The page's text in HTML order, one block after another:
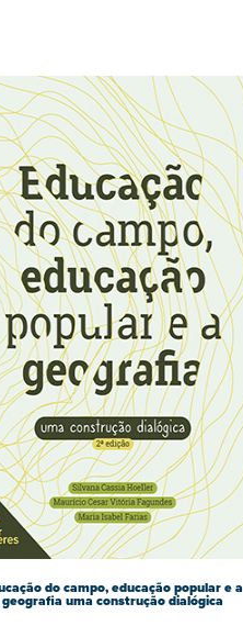
do campo, educação popular e a
geografia uma construção dialógica